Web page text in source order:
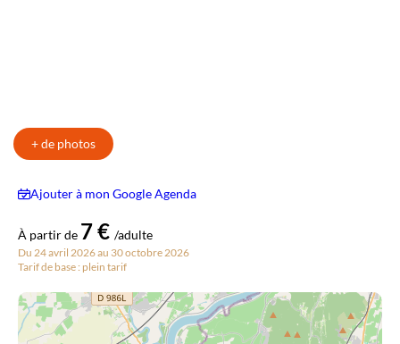
+ de photos
Ajouter à mon Google Agenda
À partir de 7 € /adulte
Du 24 avril 2026 au 30 octobre 2026
Tarif de base : plein tarif